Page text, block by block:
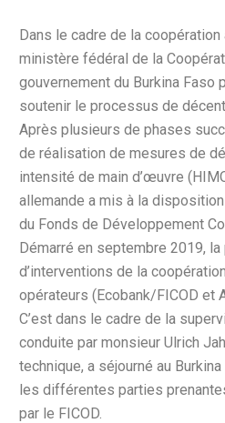
Dans le cadre de la
ministère fédéral de la
gouvernement du Burkina Faso
soutenir le processus de
Après plusieurs de phases
de réalisation de mesures de
intensité de main d’œuvre
allemande a mis à la
du Fonds de Développement
Démarré en septembre 2019,
d’interventions de la
opérateurs (Ecobank/FICOD et
C’est dans le cadre de la
conduite par monsieur Ulrich
technique, a séjourné au
les différentes parties
par le FICOD.